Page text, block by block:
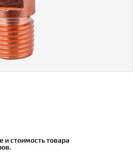
и стоимость товара